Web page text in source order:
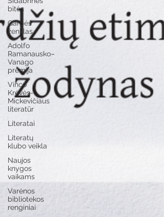
bitės
Garbės
ženklas
Adolfo
Ramanausko–
Vanago
premija
Vinco
Krėvės-
Mickevičiaus
literatūr
Literatai
Literatų
klubo veikla
Naujos
knygos
vaikams
Varėnos
bibliotekos
renginiai